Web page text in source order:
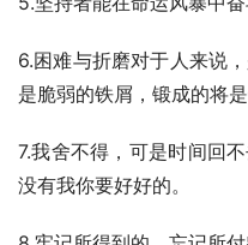
6.困难与折磨对于人来说
是脆弱的铁屑，锻成的将是
7.我舍不得，可是时间回
没有我你要好好的。